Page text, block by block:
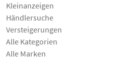
Kleinanzeigen
Händlersuche
Versteigerungen
Alle Kategorien
Alle Marken